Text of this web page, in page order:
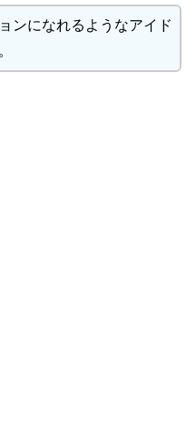
ンになれるようなアイド